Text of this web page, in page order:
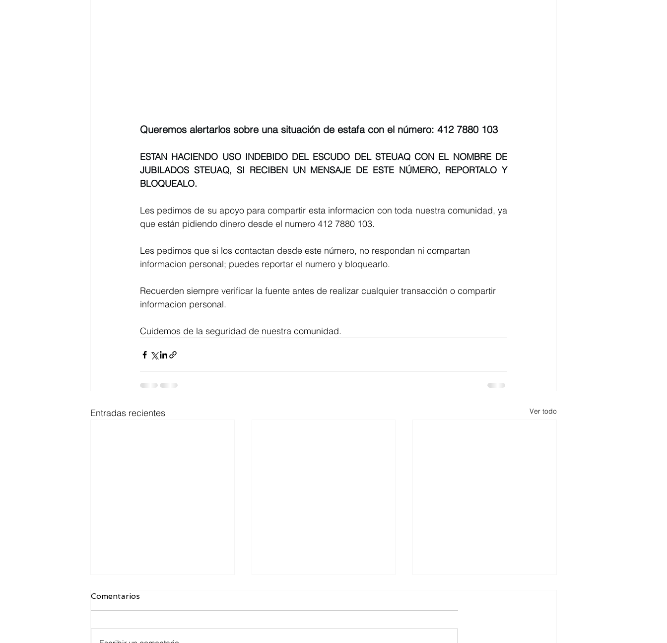
Queremos alertarlos sobre una situación de estafa con el número: 412 7880 103
ESTAN HACIENDO USO INDEBIDO DEL ESCUDO DEL STEUAQ CON EL NOMBRE DE
JUBILADOS STEUAQ, SI RECIBEN UN MENSAJE DE ESTE NÚMERO, REPORTALO Y
BLOQUEALO.
Les pedimos de su apoyo para compartir esta informacion con toda nuestra comunidad, ya
que están pidiendo dinero desde el numero 412 7880 103.
Les pedimos que si los contactan desde este número, no respondan ni compartan
informacion personal; puedes reportar el numero y bloquearlo.
Recuerden siempre verificar la fuente antes de realizar cualquier transacción o compartir
informacion personal.
Cuidemos de la seguridad de nuestra comunidad.
Entradas recientes Ver todo
Comentarios